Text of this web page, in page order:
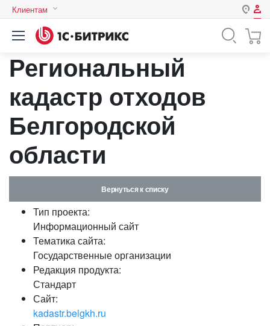
Клиентам
Авторизация
Зарегистрироваться
Логин
Пароль
компьютере
Забыли свой пароль?
или войдите с помощью
Региональный
кадастр отходов
Белгородской
области
Вернуться к списку
Тип проекта:
Информационный сайт
Тематика сайта:
Государственные организации
Редакция продукта:
Стандарт
Сайт:
kadastr.belgkh.ru